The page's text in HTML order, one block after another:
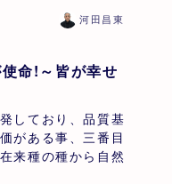
河田昌東
命!～皆が幸せ
しており、品質基
がある事、三番目
来種の種から自然